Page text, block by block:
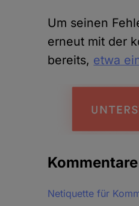
Um seinen
erneut mit der
bereits, etwa
Kommentare
Netiquette für